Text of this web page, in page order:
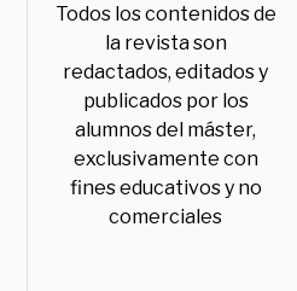
Todos los contenidos de
la revista son
redactados, editados y
publicados por los
alumnos del máster,
exclusivamente con
fines educativos y no
comerciales